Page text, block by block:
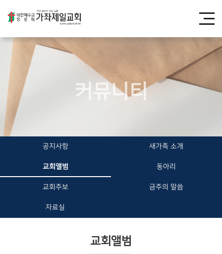
커뮤니티
공지사항 새가족 소개
교회앨범 동아리
교회주보 금주의 말씀
자료실
교회앨범